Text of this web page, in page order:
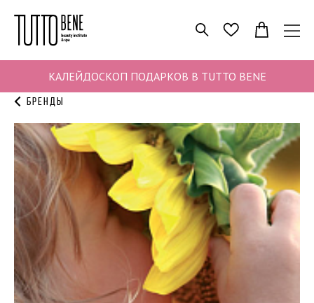
КАЛЕЙДОСКОП ПОДАРКОВ В TUTTO BENE
ПОИСК ИЗБРАННОЕ
Бренды